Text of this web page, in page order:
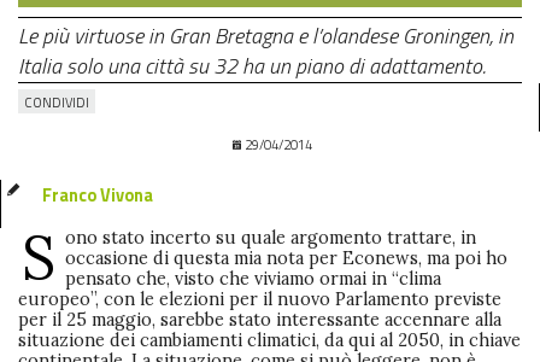
Le più virtuose in Gran Bretagna e l’olandese Groningen, in
Italia solo una città su 32 ha un piano di adattamento.
CONDIVIDI
29/04/2014
Franco Vivona
S ono stato incerto su quale argomento trattare, in
occasione di questa mia nota per Econews, ma poi ho
pensato che, visto che viviamo ormai in “clima
europeo”, con le elezioni per il nuovo Parlamento previste
per il 25 maggio, sarebbe stato interessante accennare alla
situazione dei cambiamenti climatici, da qui al 2050, in chiave